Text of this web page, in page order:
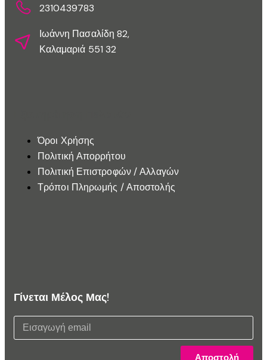
2310439783
Ιωάννη Πασαλίδη 82,
Καλαμαριά 551 32
Όροι Χρήσης
Πολιτική Απορρήτου
Πολιτική Επιστροφών / Αλλαγών
Τρόποι Πληρωμής / Αποστολής
Γίνεται Μέλος Μας!
Αποστολή